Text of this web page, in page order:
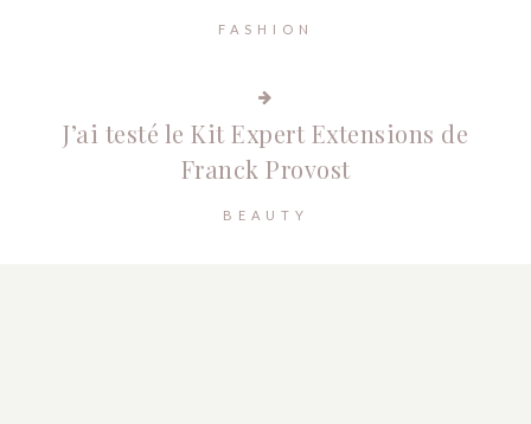
FASHION
J’ai testé le Kit Expert Extensions de
Franck Provost
BEAUTY